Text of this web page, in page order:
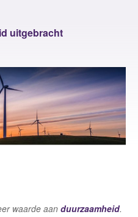
uitgebracht
waarde aan duurzaamheid.